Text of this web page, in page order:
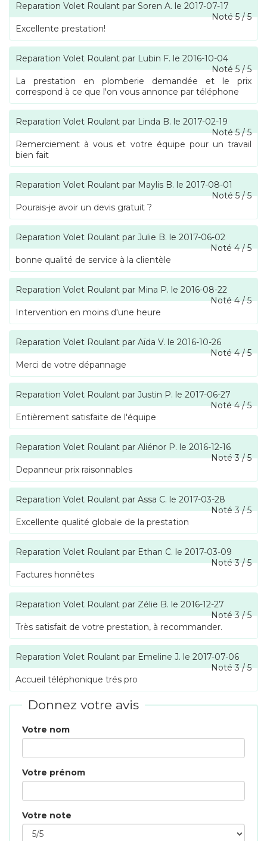
Reparation Volet Roulant par Soren A. le 2017-07-17
Noté5/5
Excellente prestation!
Reparation Volet Roulant par Lubin F. le 2016-10-04
Noté5/5
La prestation en plomberie demandée et le prix
correspond à ce que l'on vous annonce par téléphone
Reparation Volet Roulant par Linda B. le 2017-02-19
Noté5/5
Remerciement à vous et votre équipe pour un travail
bien fait
Reparation Volet Roulant par Maylis B. le 2017-08-01
Noté5/5
Pourais-je avoir un devis gratuit ?
Reparation Volet Roulant par Julie B. le 2017-06-02
Noté4/5
bonne qualité de service à la clientèle
Reparation Volet Roulant par Mina P. le 2016-08-22
Noté4/5
Intervention en moins d'une heure
Reparation Volet Roulant par Aïda V. le 2016-10-26
Noté4/5
Merci de votre dépannage
Reparation Volet Roulant par Justin P. le 2017-06-27
Noté4/5
Entièrement satisfaite de l'équipe
Reparation Volet Roulant par Aliénor P. le 2016-12-16
Noté3/5
Depanneur prix raisonnables
Reparation Volet Roulant par Assa C. le 2017-03-28
Noté3/5
Excellente qualité globale de la prestation
Reparation Volet Roulant par Ethan C. le 2017-03-09
Noté3/5
Factures honnêtes
Reparation Volet Roulant par Zélie B. le 2016-12-27
Noté3/5
Très satisfait de votre prestation, à recommander.
Reparation Volet Roulant par Emeline J. le 2017-07-06
Noté3/5
Accueil téléphonique trés pro
Donnez votre avis
Votre nom
Votre prénom
Votre note